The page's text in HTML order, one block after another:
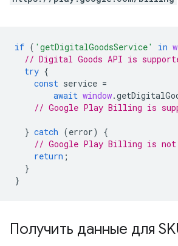
if ( 'getDigitalGoodsService' in
// Digital Goods API is
try {
const service =
await window.
// Google Play Billing is
} catch (error)
{
// Google Play Billing is not
return ;
}
}
Получить данные для